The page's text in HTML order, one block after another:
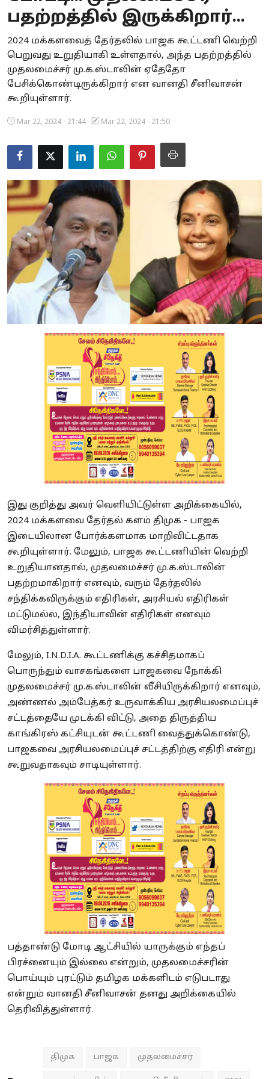
Business
Crime
Tamilnadu
National
World
Astrology
Spirituality
Weather
Politics
பதற்றத்தில் இருக்கிறார்...
2024 மக்களவைத் தேர்தலில் பாஜக கூட்டணி வெற்றி
பெறுவது உறுதியாகி உள்ளதால், அந்த பதற்றத்தில்
முதலமைச்சர் மு.க.ஸ்டாலின் ஏதேதோ
பேசிக்கொண்டிருக்கிறார் என வானதி சீனிவாசன்
கூறியுள்ளார்.
Mar 22, 2024 - 21:44 Mar 22, 2024 - 21:50
இது குறித்து அவர் வெளியிட்டுள்ள அறிக்கையில்,
2024 மக்களவை தேர்தல் களம் திமுக - பாஜக
இடையிலான போர்க்களமாக மாறிவிட்டதாக
கூறியுள்ளார். மேலும், பாஜக கூட்டணியின் வெற்றி
உறுதியானதால், முதலமைச்சர் மு.க.ஸ்டாலின்
பதற்றமாகிறார் எனவும், வரும் தேர்தலில்
சந்திக்கவிருக்கும் எதிரிகள், அரசியல் எதிரிகள்
மட்டுமல்ல, இந்தியாவின் எதிரிகள் எனவும்
விமர்சித்துள்ளார்.
மேலும், I.N.D.I.A. கூட்டணிக்கு கச்சிதமாகப்
பொருந்தும் வாசகங்களை பாஜகவை நோக்கி
முதலமைச்சர் மு.க.ஸ்டாலின் வீசியிருக்கிறார் எனவும்,
அண்ணல் அம்பேத்கர் உருவாக்கிய அரசியலமைப்புச்
சட்டத்தையே முடக்கி விட்டு, அதை திருத்திய
காங்கிரஸ் கட்சியுடன் கூட்டணி வைத்துக்கொண்டு,
பாஜகவை அரசியலமைப்புச் சட்டத்திற்கு எதிரி என்று
கூறுவதாகவும் சாடியுள்ளார்.
பத்தாண்டு மோடி ஆட்சியில் யாருக்கும் எந்தப்
பிரச்னையும் இல்லை என்றும், முதலமைச்சரின்
பொய்யும் புரட்டும் தமிழக மக்களிடம் எடுபடாது
என்றும் வானதி சீனிவாசன் தனது அறிக்கையில்
தெரிவித்துள்ளார்.
திமுக பாஜக முதலமைச்சர்